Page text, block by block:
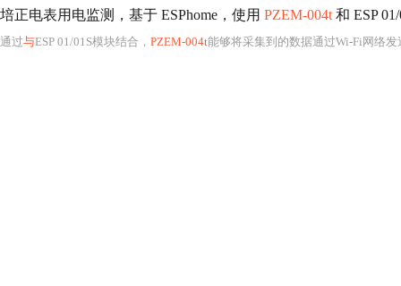
培正电表用电监测，基于 ESPhome，使用 PZEM-004t 和 ESP
通过与ESP 01/01S模块结合， PZEM-004t能够将采集到的数据通过Wi-Fi网络发